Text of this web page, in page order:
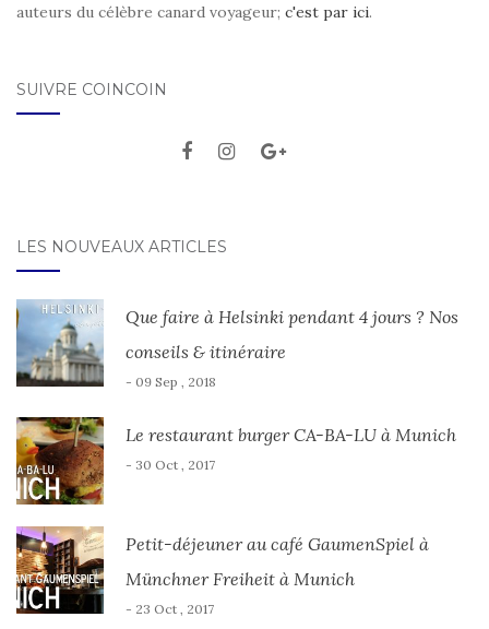
auteurs du célèbre canard voyageur; c'est par ici.
SUIVRE COINCOIN
LES NOUVEAUX ARTICLES
Que faire à Helsinki pendant 4 jours ? Nos
conseils & itinéraire
- 09 Sep , 2018
Le restaurant burger CA-BA-LU à Munich
- 30 Oct , 2017
Petit-déjeuner au café GaumenSpiel à
Münchner Freiheit à Munich
- 23 Oct , 2017